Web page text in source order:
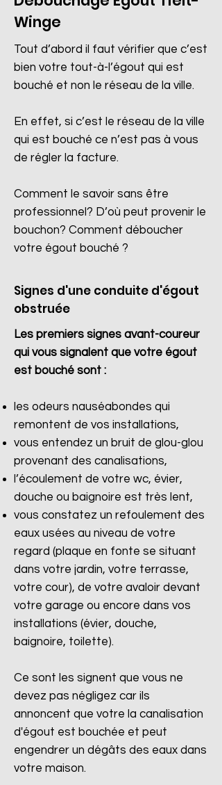
Winge
Tout d’abord il faut vérifier que c’est
bien votre tout-à-l’égout qui est
bouché et non le réseau de la ville.
En effet, si c’est le réseau de la ville
qui est bouché ce n’est pas à vous
de régler la facture.
Comment le savoir sans être
professionnel? D’où peut provenir le
bouchon? Comment déboucher
votre égout bouché ?
Signes d'une conduite d'égout
obstruée
Les premiers signes avant-coureur
qui vous signalent que votre égout
est bouché sont :
les odeurs nauséabondes qui
remontent de vos installations,
vous entendez un bruit de glou-glou
provenant des canalisations,
l’écoulement de votre wc, évier,
douche ou baignoire est très lent,
vous constatez un refoulement des
eaux usées au niveau de votre
regard (plaque en fonte se situant
dans votre jardin, votre terrasse,
votre cour), de votre avaloir devant
votre garage ou encore dans vos
installations (évier, douche,
baignoire, toilette).
Ce sont les signent que vous ne
devez pas négligez car ils
annoncent que votre la canalisation
d'égout est bouchée et peut
engendrer un dégâts des eaux dans
votre maison.